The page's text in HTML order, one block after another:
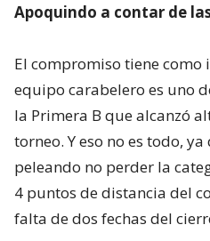
Apoquindo a contar de
El compromiso tiene como
equipo carabelero es uno
la Primera B que alcanzó
torneo. Y eso no es todo,
peleando no perder la
4 puntos de distancia del
falta de dos fechas del